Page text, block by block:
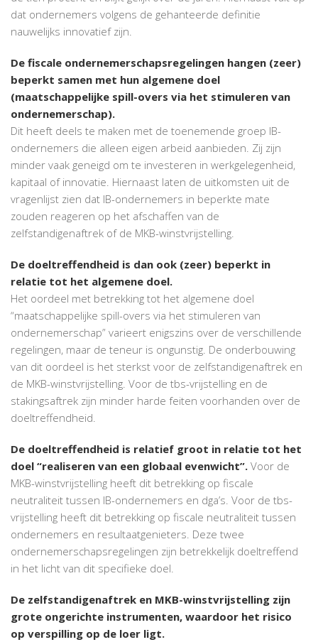
dat ondernemers volgens de gehanteerde definitie
nauwelijks innovatief zijn.
De fiscale ondernemerschapsregelingen hangen (zeer)
beperkt samen met hun algemene doel
(maatschappelijke spill-overs via het stimuleren van
ondernemerschap).
Dit heeft deels te maken met de toenemende groep IB-
ondernemers die alleen eigen arbeid aanbieden. Zij zijn
minder vaak geneigd om te investeren in werkgelegenheid,
kapitaal of innovatie. Hiernaast laten de uitkomsten uit de
vragenlijst zien dat IB-ondernemers in beperkte mate
zouden reageren op het afschaffen van de
zelfstandigenaftrek of de MKB-winstvrijstelling.
De doeltreffendheid is dan ook (zeer) beperkt in
relatie tot het algemene doel.
Het oordeel met betrekking tot het algemene doel
“maatschappelijke spill-overs via het stimuleren van
ondernemerschap” varieert enigszins over de verschillende
regelingen, maar de teneur is ongunstig. De onderbouwing
van dit oordeel is het sterkst voor de zelfstandigenaftrek en
de MKB-winstvrijstelling. Voor de tbs-vrijstelling en de
stakingsaftrek zijn minder harde feiten voorhanden over de
doeltreffendheid.
De doeltreffendheid is relatief groot in relatie tot het
doel “realiseren van een globaal evenwicht”. Voor de
MKB-winstvrijstelling heeft dit betrekking op fiscale
neutraliteit tussen IB-ondernemers en dga’s. Voor de tbs-
vrijstelling heeft dit betrekking op fiscale neutraliteit tussen
ondernemers en resultaatgenieters. Deze twee
ondernemerschapsregelingen zijn betrekkelijk doeltreffend
in het licht van dit specifieke doel.
De zelfstandigenaftrek en MKB-winstvrijstelling zijn
grote ongerichte instrumenten, waardoor het risico
op verspilling op de loer ligt.